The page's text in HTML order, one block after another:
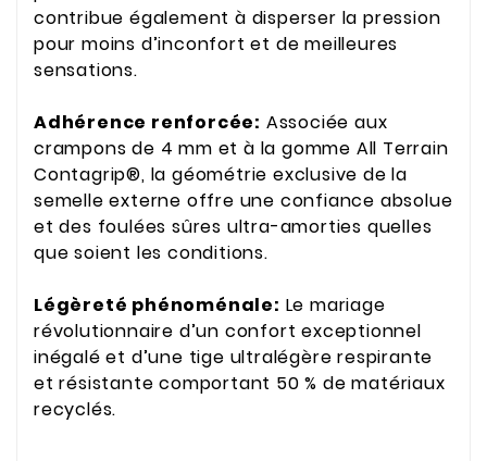
contribue également à disperser la pression
pour moins d’inconfort et de meilleures
sensations.
Adhérence renforcée: Associée aux
crampons de 4 mm et à la gomme All Terrain
Contagrip®, la géométrie exclusive de la
semelle externe offre une confiance absolue
et des foulées sûres ultra-amorties quelles
que soient les conditions.
Légèreté phénoménale: Le mariage
révolutionnaire d’un confort exceptionnel
inégalé et d’une tige ultralégère respirante
et résistante comportant 50 % de matériaux
recyclés.